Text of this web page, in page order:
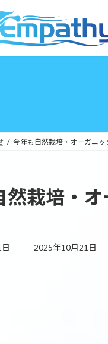
今年も自然栽培・オーガニッ
然栽培・
最
2025年10月21日